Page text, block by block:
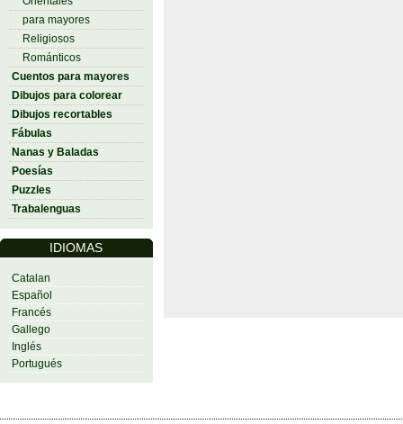
para mayores
Religiosos
Románticos
Cuentos para mayores
Dibujos para colorear
Dibujos recortables
Fábulas
Nanas y Baladas
Poesías
Puzzles
Trabalenguas
IDIOMAS
Catalan
Español
Francés
Gallego
Inglés
Portugués